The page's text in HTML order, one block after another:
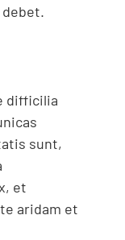
difficilia
sunt,
et
aridam et